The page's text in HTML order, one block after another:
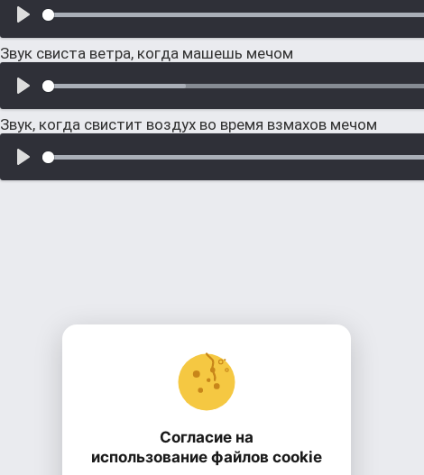
Звук свиста ветра, когда машешь мечом
Звук, когда свистит воздух во время взмахов мечом
Согласие на
использование файлов cookie